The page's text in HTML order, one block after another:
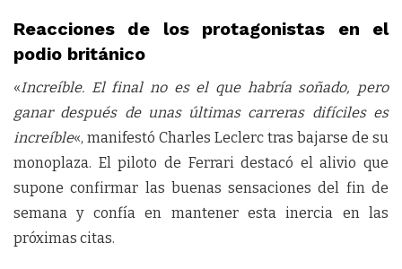
Reacciones de los protagonistas en el
podio británico
«Increíble. El final no es el que habría soñado, pero
ganar después de unas últimas carreras difíciles es
increíble«, manifestó Charles Leclerc tras bajarse de su
monoplaza. El piloto de Ferrari destacó el alivio que
supone confirmar las buenas sensaciones del fin de
semana y confía en mantener esta inercia en las
próximas citas.